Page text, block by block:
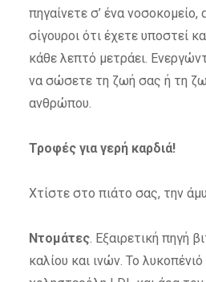
πηγαίνετε σ’ ένα νοσοκομείο,
σίγουροι ότι έχετε υποστεί
κάθε λεπτό μετράει.
να σώσετε τη ζωή σας ή τη
ανθρώπου.
Τροφές για γερή καρδιά!
Χτίστε στο πιάτο σας, την
Ντομάτες. Εξαιρετική πηγή
καλίου και ινών. Το